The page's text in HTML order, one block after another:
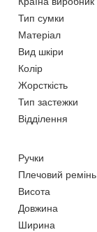
Тип сумки
Матеріал
Вид шкіри
Колір
Жорсткість
Тип застежки
Відділення
Ручки
Плечовий ремінь
Висота
Довжина
Ширина